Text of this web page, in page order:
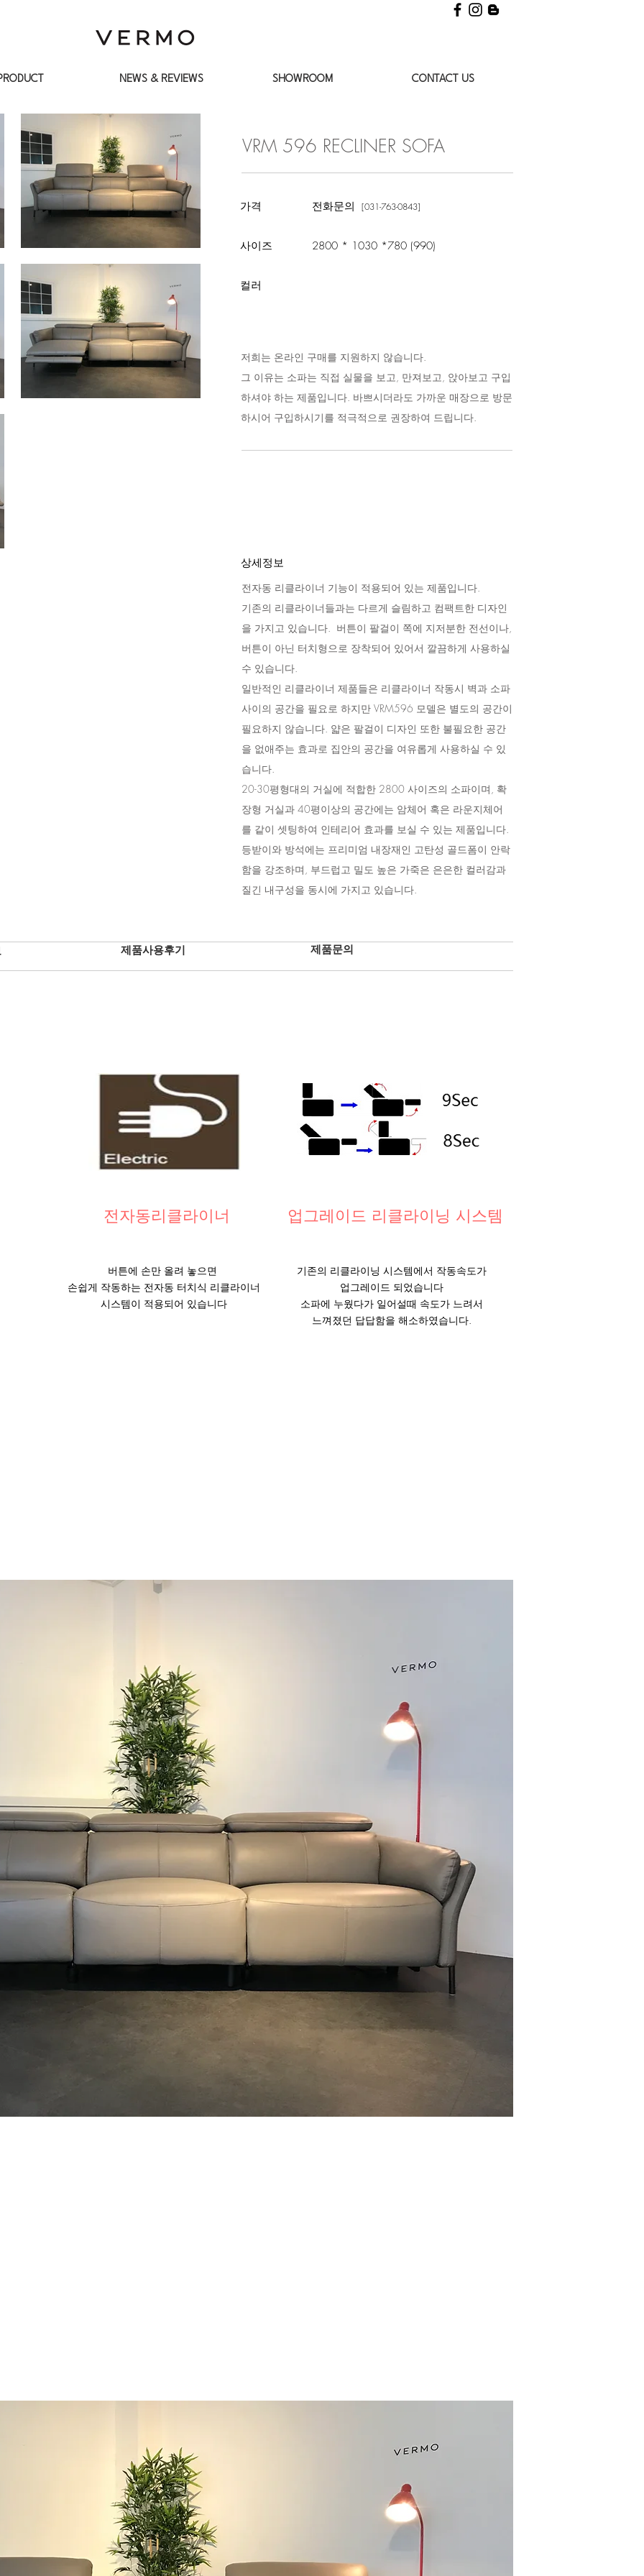
NEWS & REVIEWS SHOWROOM CONTACT US
VRM 596 RECLINER SOFA
​가격 전화문의 [031-763-0843]
​사이즈 2800 * 1030 *780 (990)
컬러
저희는 온라인 구매를 지원하지 않습니다.
그 이유는 소파는 직접 실물을 보고, 만져보고, 앉아보고 구입
하셔야 하는 제품입니다. 바쁘시더라도 가까운 매장으로 방문
하시어 구입하시기를 적극적으로 권장하여 드립니다.
상세정보
전자동 리클라이너 기능이 적용되어 있는 제품입니다.
기존의 리클라이너들과는 다르게 슬림하고 컴팩트한 디자인
을 가지고 있습니다. 버튼이 팔걸이 쪽에 지저분한 전선이나,
버튼이 아닌 터치형으로 장착되어 있어서 깔끔하게 사용하실
수 있습니다.
일반적인 리클라이너 제품들은 리클라이너 작동시 벽과 소파
사이의 공간을 필요로 하지만 VRM596 모델은 별도의 공간이
필요하지 않습니다. 얇은 팔걸이 디자인 또한 불필요한 공간
을 없애주는 효과로 집안의 공간을 여유롭게 사용하실 수 있
습니다.
20-30평형대의 거실에 적합한 2800 사이즈의 소파이며, 확
장형 거실과 40평이상의 공간에는 암체어 혹은 라운지체어
를 같이 셋팅하여 인테리어 효과를 보실 수 있는 제품입니다.
등받이와 방석에는 프리미엄 내장재인 고탄성 골드폼이 안락
함을 강조하며, 부드럽고 밀도 높은 가죽은 은은한 컬러감과
질긴 내구성을 동시에 가지고 있습니다.
제품사용후기 제품문의
전자동리클라이너
버튼에 손만 올려 놓으면
손쉽게 작동하는 전자동 터치식 리클라이너
시스템이 적용되어 있습니다
업그레이드 리클라이닝 시스템
기존의 리클라이닝 시스템에서 작동속도가
업그레이드 되었습니다
소파에 누웠다가 일어설때 속도가 느려서
느껴졌던 ​답답함을 해소하였습니다.